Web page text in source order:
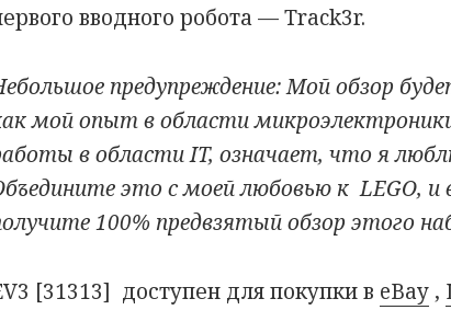
вводного робота — Track3r.
предупреждение: Мой обзор
мой опыт в области
в области IT, означает, что я
это с моей любовью к LEGO, и
100% предвзятый обзор этого
[31313] доступен для покупки в eBay ,